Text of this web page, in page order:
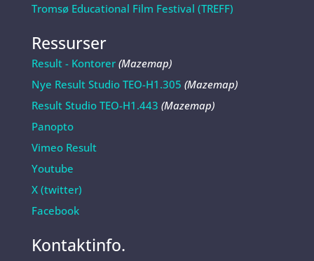
Tromsø Educational Film Festival (TREFF)
Ressurser
Result - Kontorer(Mazemap)
Nye Result Studio TEO-H1.305 (Mazemap)
Result Studio TEO-H1.443 (Mazemap)
Panopto
Vimeo Result
Youtube
X (twitter)
Facebook
Kontaktinfo.